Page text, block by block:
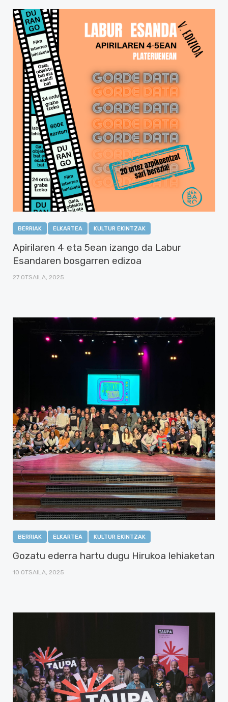
BERRIAK ELKARTEA KULTUR EKINTZAK
Apirilaren 4 eta 5ean izango da Labur
Esandaren bosgarren edizoa
27 OTSAILA, 2025
BERRIAK ELKARTEA KULTUR EKINTZAK
Gozatu ederra hartu dugu Hirukoa lehiaketan
10 OTSAILA, 2025